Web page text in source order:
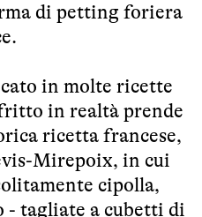
di petting foriera
in molte ricette
in realtà prende
ricetta francese,
Mirepoix, in cui
cipolla,
- tagliate a cubetti di